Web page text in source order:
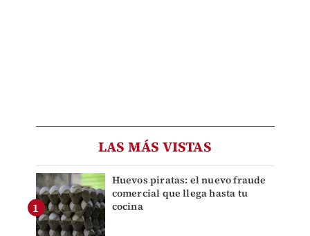
LAS MÁS VISTAS
Huevos piratas: el nuevo fraude
comercial que llega hasta tu
cocina